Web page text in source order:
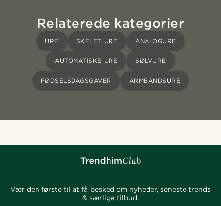
Relaterede kategorier
URE SKELET URE ANALOGURE
AUTOMATISKE URE SØLVURE
FØDSELSDAGSGAVER ARMBÅNDSURE
Vær den første til at få besked om nyheder, seneste trends
& særlige tilbud.